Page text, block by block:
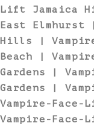
Lift Jamaica
East
Hills |
Beach |
Gardens |
Gardens |
Vampire-
Vampire-Face-